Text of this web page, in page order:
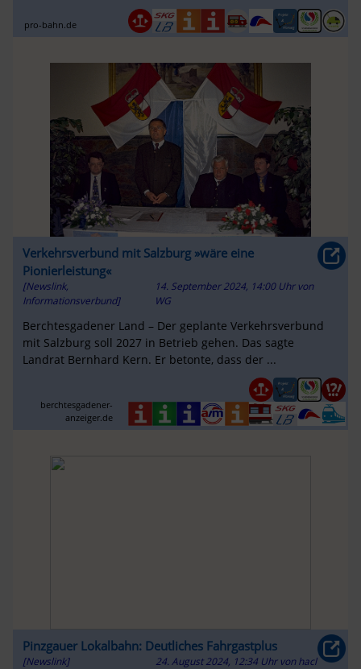
pro-bahn.de
Verkehrsverbund mit Salzburg »wäre eine
Pionierleistung«
[Newslink,
Informationsverbund]
14. September 2024, 14:00 Uhr von
WG
Berchtesgadener Land – Der geplante Verkehrsverbund
mit Salzburg soll 2027 in Betrieb gehen. Das sagte
Landrat Bernhard Kern. Er betonte, dass der ...
berchtesgadener-
anzeiger.de
Pinzgauer Lokalbahn: Deutliches Fahrgastplus
[Newslink] 24. August 2024, 12:34 Uhr vonhacl